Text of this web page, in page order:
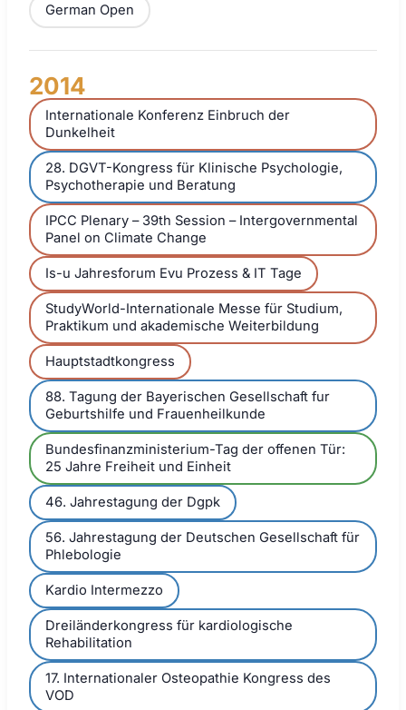
German Open
2014
Internationale Konferenz Einbruch der
Dunkelheit
28. DGVT-Kongress für Klinische Psychologie,
Psychotherapie und Beratung
IPCC Plenary – 39th Session – Intergovernmental
Panel on Climate Change
Is-u Jahresforum Evu Prozess & IT Tage
StudyWorld-Internationale Messe für Studium,
Praktikum und akademische Weiterbildung
Hauptstadtkongress
88. Tagung der Bayerischen Gesellschaft fur
Geburtshilfe und Frauenheilkunde
Bundesfinanzministerium-Tag der offenen Tür:
25 Jahre Freiheit und Einheit
46. Jahrestagung der Dgpk
56. Jahrestagung der Deutschen Gesellschaft für
Phlebologie
Kardio Intermezzo
Dreiländerkongress für kardiologische
Rehabilitation
17. Internationaler Osteopathie Kongress des
VOD